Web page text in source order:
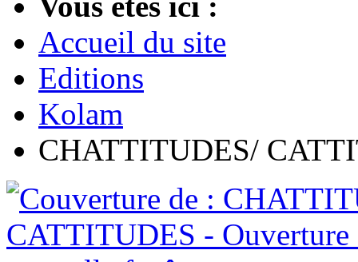
Accueil du site
Editions
Kolam
CHATTITUDES/